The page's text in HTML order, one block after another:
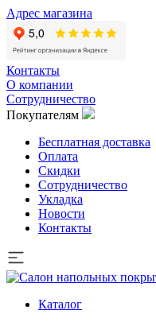
Адрес магазина
Контакты
О компании
Сотрудничество
Покупателям
Бесплатная доставка
Оплата
Скидки
Сотрудничество
Укладка
Новости
Контакты
Каталог